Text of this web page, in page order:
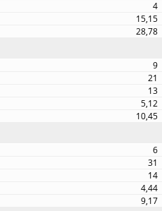
4
15,15
28,78
9
21
13
5,12
10,45
6
31
14
4,44
9,17